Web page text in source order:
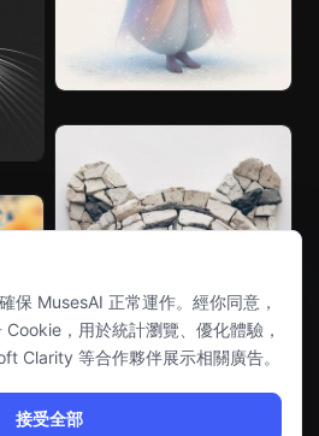
保 MusesAI 正常運作。經你同意，
，用於統計瀏覽、優化體驗，
Clarity 等合作夥伴展示相關廣告。
接受全部